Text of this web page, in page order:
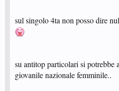
sul singolo 4ta non posso dire
su antitop particolari si potrebbe
giovanile nazionale femminile..